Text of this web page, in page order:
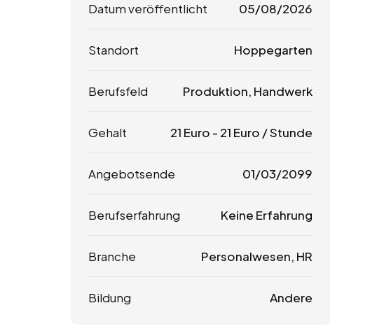
Datum veröffentlicht 05/08/2026
Standort Hoppegarten
Berufsfeld Produktion, Handwerk
Gehalt 21 Euro - 21 Euro / Stunde
Angebotsende 01/03/2099
Berufserfahrung Keine Erfahrung
Branche Personalwesen, HR
Bildung Andere